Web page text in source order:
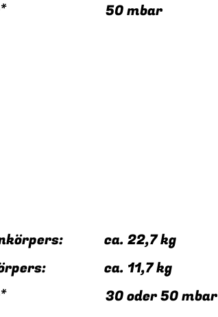
50 mbar
ca. 22,7 kg
ca. 11,7 kg
30 oder 50 mbar